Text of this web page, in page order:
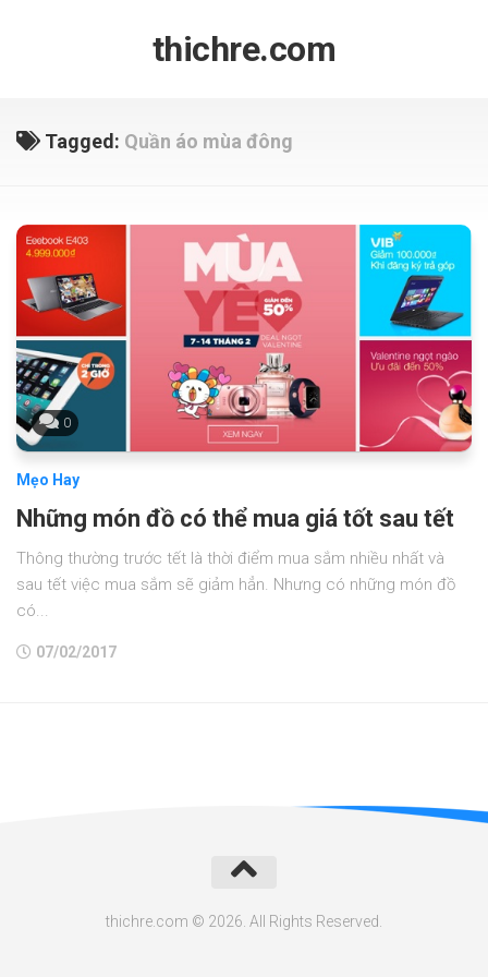
thichre.com
Tagged: Quần áo mùa đông
0
Mẹo Hay
Những món đồ có thể mua giá tốt sau tết
Thông thường trước tết là thời điểm mua sắm nhiều nhất và
sau tết việc mua sắm sẽ giảm hẳn. Nhưng có những món đồ
có...
07/02/2017
thichre.com © 2026. All Rights Reserved.